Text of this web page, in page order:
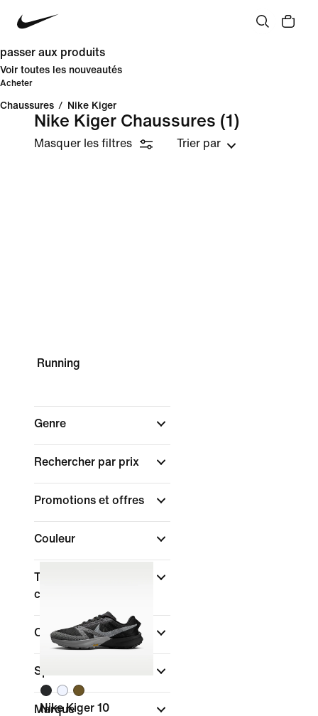
passer aux produits
Voir toutes les nouveautés
Acheter
Chaussures / Nike Kiger
Nike Kiger Chaussures (1)
Masquer les filtres Trier par
Running
Genre
Rechercher par prix
Promotions et offres
Couleur
Type de coupe des
chaussures
Collections(1)
Sport
Marque
Nike Kiger 10